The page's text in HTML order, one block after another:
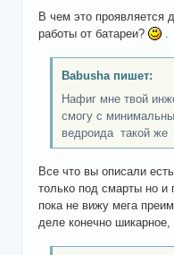
В чем это проявляется
работы от батареи?
.
Babusha пишет:
Нафиг мне твой
смогу с
ведроида такой же
Все что вы описали
только под смарты но и
пока не вижу мега
деле конечно